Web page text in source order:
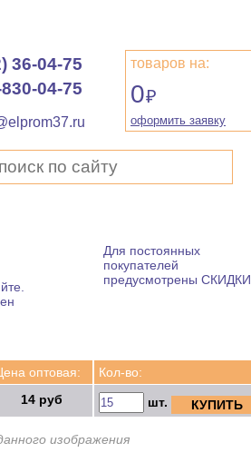
36-04-75
04-75
товаров на:
0₽
оформить заявку
Для постоянных
покупателей
предусмотрены СКИДКИ
оптовая:
14 руб
Кол-во:
шт. КУПИТЬ
изображения